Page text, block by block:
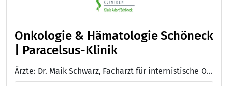
Onkologie & Hämatologie Schöneck
| Paracelsus-Klinik
Ärzte: Dr. Maik Schwarz, Facharzt für internistische Onkologie und Hämatologie